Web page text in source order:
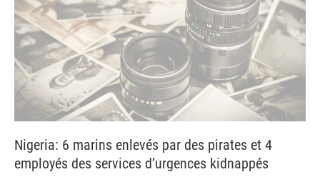
Nigeria: 6 marins enlevés par des pirates et 4
employés des services d’urgences kidnappés